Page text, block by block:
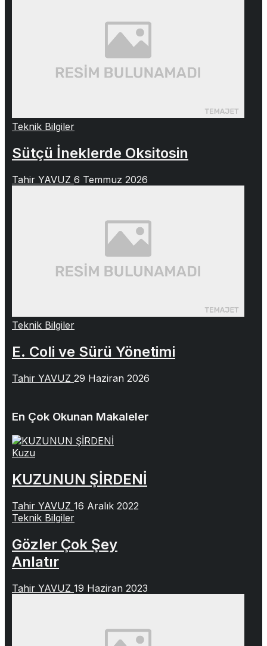
Teknik Bilgiler
Sütçü İneklerde Oksitosin
Tahir YAVUZ 6 Temmuz 2026
Teknik Bilgiler
E. Coli ve Sürü Yönetimi
Tahir YAVUZ 29 Haziran 2026
En Çok Okunan Makaleler
Kuzu
KUZUNUN ŞİRDENİ
Tahir YAVUZ 16 Aralık 2022
Teknik Bilgiler
Gözler Çok Şey
Anlatır
Tahir YAVUZ 19 Haziran 2023